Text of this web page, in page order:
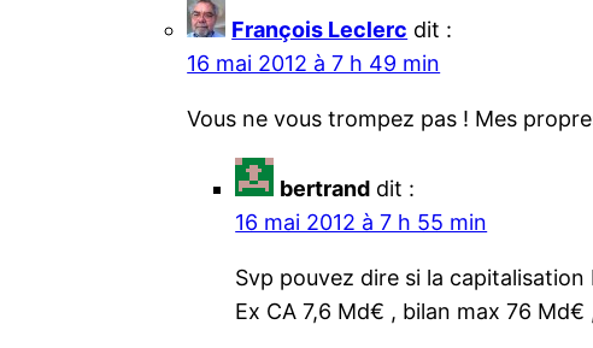
François Leclerc dit :
16 mai 2012 à 7 h 49 min
Vous ne vous trompez pas ! Mes
bertrand dit :
16 mai 2012 à 7 h 55 min
Svp pouvez dire si la
Ex CA 7,6 Md€ , bilan max 76